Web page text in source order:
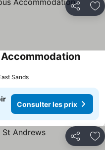
Partager
les prix
Sands
Consulter les prix
Partager